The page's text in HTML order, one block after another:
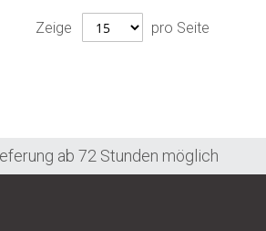
Zeige pro Seite
ab 72 Stunden möglich